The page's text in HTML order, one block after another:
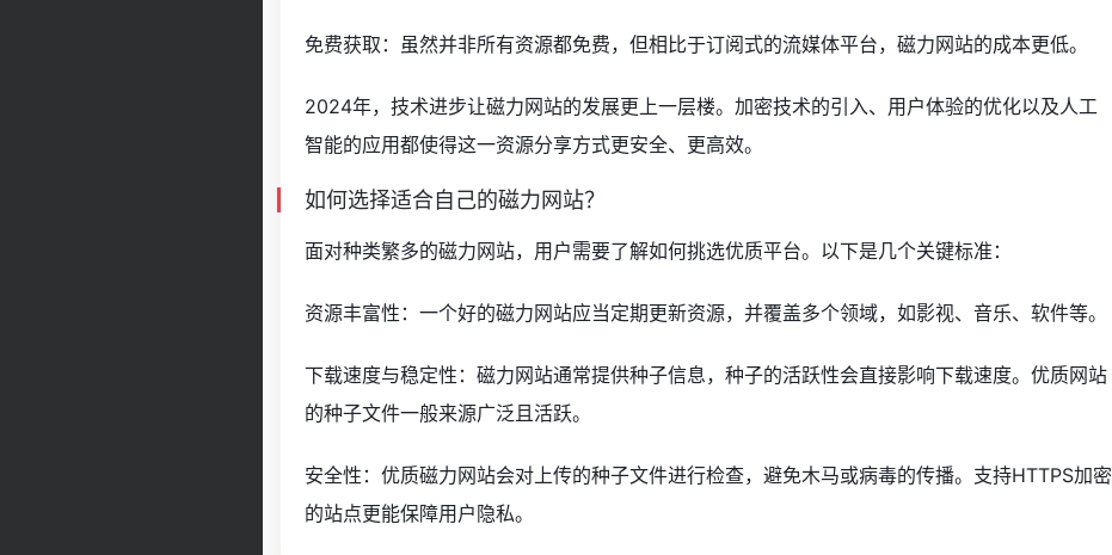
免费获取：虽然并非所有资源都免费，但相比于订阅式的流媒体平台，磁力网站的成本更低。
2024年，技术进步让磁力网站的发展更上一层楼。加密技术的引入、用户体验的优化以及人工
智能的应用都使得这一资源分享方式更安全、更高效。
如何选择适合自己的磁力网站？
面对种类繁多的磁力网站，用户需要了解如何挑选优质平台。以下是几个关键标准：
资源丰富性：一个好的磁力网站应当定期更新资源，并覆盖多个领域，如影视、音乐、软件等。
下载速度与稳定性：磁力网站通常提供种子信息，种子的活跃性会直接影响下载速度。优质网站
的种子文件一般来源广泛且活跃。
安全性：优质磁力网站会对上传的种子文件进行检查，避免木马或病毒的传播。支持HTTPS加密
的站点更能保障用户隐私。